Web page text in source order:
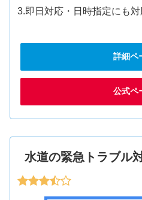
3.即日対応・日時指定にも対
詳細ペ
公式ペ
水道の緊急トラブル